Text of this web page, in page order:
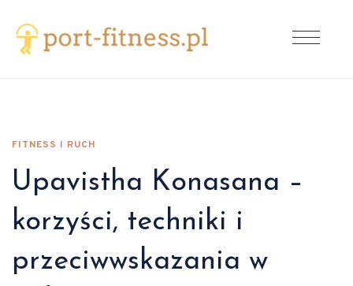
FITNESS I RUCH
Upavistha Konasana –
korzyści, techniki i
przeciwwskazania w